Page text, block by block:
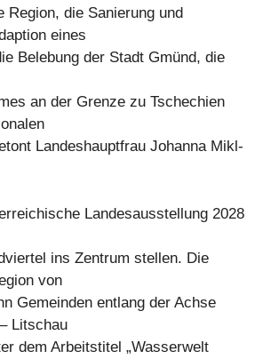
Region, die Sanierung und
eines
Belebung der Stadt Gmünd, die
an der Grenze zu Tschechien
Landeshauptfrau Johanna Mikl-
Landesausstellung 2028
ins Zentrum stellen. Die
von
Gemeinden entlang der Achse
Litschau
dem Arbeitstitel „Wasserwelt